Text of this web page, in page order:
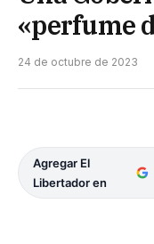
«perfume
24 de octubre de 2023
Agregar El
Libertador en